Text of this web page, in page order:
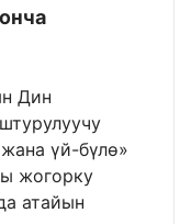
Дин
үй-бүлө»
жогорку
атайын